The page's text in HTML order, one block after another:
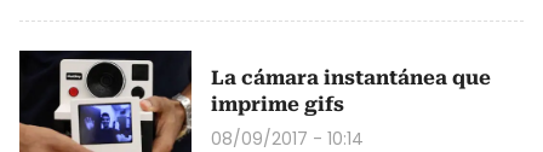
La cámara instantánea que
imprime gifs
08/09/2017 - 10:14